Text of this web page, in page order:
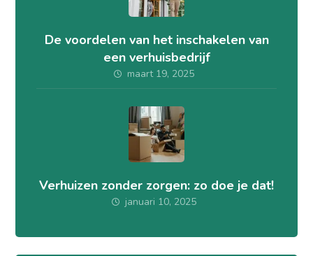
De voordelen van het inschakelen van
een verhuisbedrijf
maart 19, 2025
Verhuizen zonder zorgen: zo doe je dat!
januari 10, 2025